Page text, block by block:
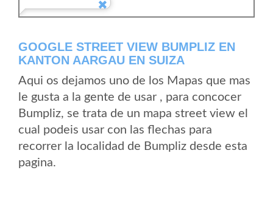
GOOGLE STREET VIEW BUMPLIZ EN
KANTON AARGAU EN SUIZA
Aqui os dejamos uno de los Mapas que mas
le gusta a la gente de usar , para concocer
Bumpliz, se trata de un mapa street view el
cual podeis usar con las flechas para
recorrer la localidad de Bumpliz desde esta
pagina.